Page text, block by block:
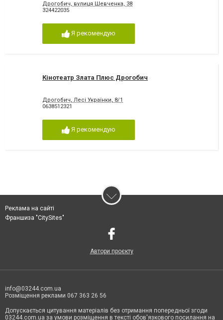
Дрогобич, вулиця Шевченка, 38
324422035
Я рекомендую
Кінотеатр Злата Плюс Дрогобич
Дрогобич, Лесі Українки, 8/1
0638512321
Я рекомендую
Реклама на сайті
Франшиза "CitySites"
Автори проєкту
info@03244.com.ua
Розміщення реклами 067 363 26 56
Допускається цитування матеріалів без отримання попередньої згоди
03244.com.ua за умови розміщення в тексті обов'язкового посилання на